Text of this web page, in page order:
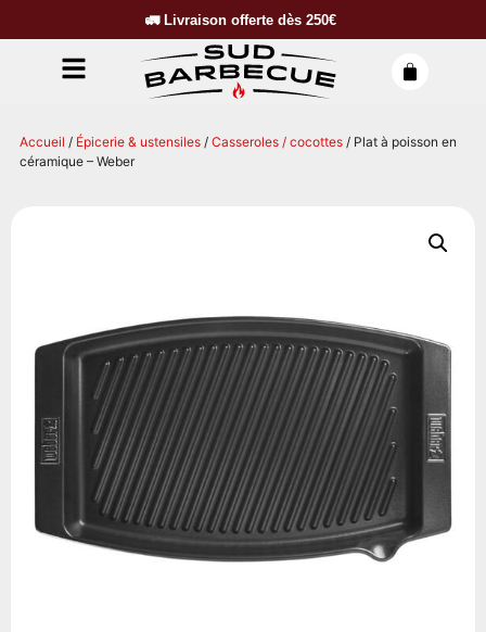
🚛 Livraison offerte dès 250€
Accueil / Épicerie & ustensiles / Casseroles / cocottes / Plat à poisson en
céramique – Weber